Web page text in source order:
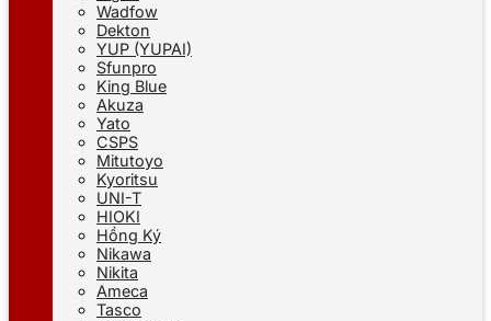
Wadfow
Dekton
YUP (YUPAI)
Sfunpro
King Blue
Akuza
Yato
CSPS
Mitutoyo
Kyoritsu
UNI-T
HIOKI
Hồng Ký
Nikawa
Nikita
Ameca
Tasco